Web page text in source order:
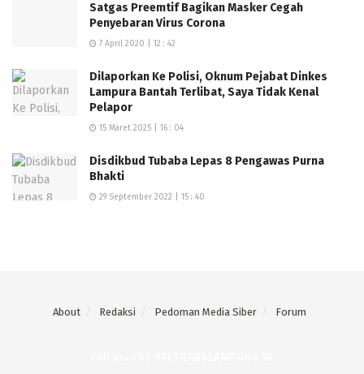
Satgas Preemtif Bagikan Masker Cegah
Penyebaran Virus Corona
7 April 2020 | 12 : 42
Dilaporkan Ke Polisi, Oknum Pejabat Dinkes
Lampura Bantah Terlibat, Saya Tidak Kenal
Pelapor
15 Maret 2025 | 16 : 04
Disdikbud Tubaba Lepas 8 Pengawas Purna
Bhakti
29 September 2022 | 15 : 40
About Redaksi Pedoman Media Siber Forum